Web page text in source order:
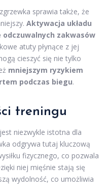
sprawia także, że
Aktywacja układu
zakwasów
atuty płynące z jej
cieszyć się nie tylko
mniejszym ryzykiem
podczas biegu.
treningu
jest niezwykle istotna dla
odgrywa tutaj kluczową
fizycznego, co pozwala
niej mięśnie stają się
wydolność, co umożliwia